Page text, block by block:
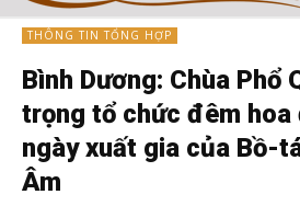
THÔNG TIN TỔNG HỢP
Bình Dương: Chùa Phổ
trọng tổ chức đêm hoa
ngày xuất gia của Bồ-
Âm